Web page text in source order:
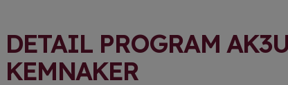
DETAIL PROGRAM
KEMNAKER